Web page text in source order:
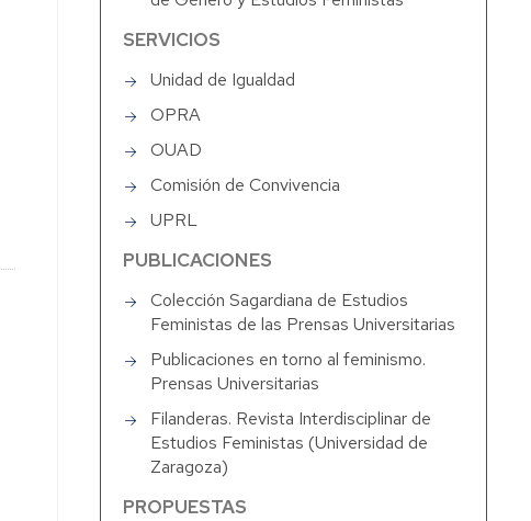
SERVICIOS
Unidad de Igualdad
OPRA
OUAD
Comisión de Convivencia
UPRL
PUBLICACIONES
Colección Sagardiana de Estudios
Feministas de las Prensas Universitarias
Publicaciones en torno al feminismo.
Prensas Universitarias
Filanderas. Revista Interdisciplinar de
Estudios Feministas (Universidad de
Zaragoza)
PROPUESTAS